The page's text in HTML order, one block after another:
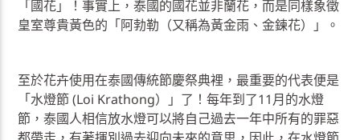
「國花」！事實上，泰國的國花並非蘭花，而是同樣象徵
皇室尊貴黃色的「阿勃勒（又稱為黃金雨、金鍊花）」。
至於花卉使用在泰國傳統節慶祭典裡，最重要的代表便是
「水燈節 (Loi Krathong）」了！每年到了11月的水燈
節，泰國人相信放水燈可以將自己過去一年中所有的罪惡